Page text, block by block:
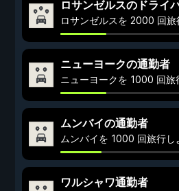
ロサンゼルスのドライ
ロサンゼルスを 2000 回旅
ニューヨークの通勤者
ニューヨークを 1000 回旅
ムンバイの通勤者
ムンバイを 1000 回旅行し
ワルシャワ通勤者